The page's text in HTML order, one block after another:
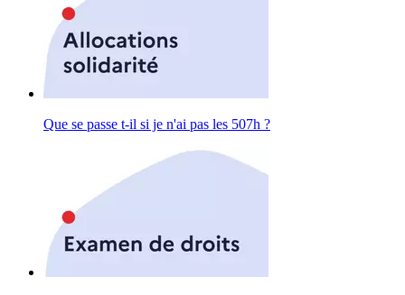
Que se passe t-il si je n'ai pas les 507h ?